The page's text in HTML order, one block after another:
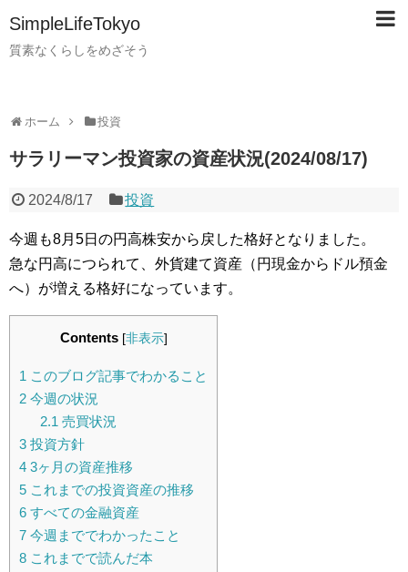
SimpleLifeTokyo
質素なくらしをめざそう
ホーム 投資
サラリーマン投資家の資産状況(2024/08/17)
2024/8/17 投資
今週も8月5日の円高株安から戻した格好となりました。
急な円高につられて、外貨建て資産（円現金からドル預金
へ）が増える格好になっています。
Contents [非表示]
1 このブログ記事でわかること
2 今週の状況
2.1 売買状況
3 投資方針
4 3ヶ月の資産推移
5 これまでの投資資産の推移
6 すべての金融資産
7 今週まででわかったこと
8 これまでで読んだ本